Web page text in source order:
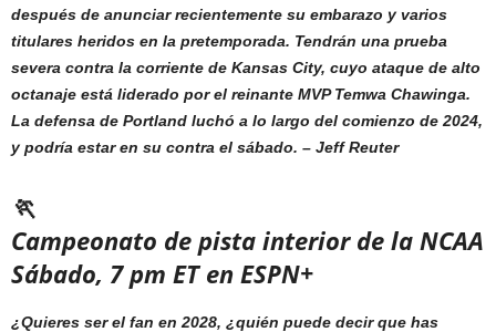
después de anunciar recientemente su embarazo y varios
titulares heridos en la pretemporada. Tendrán una prueba
severa contra la corriente de Kansas City, cuyo ataque de alto
octanaje está liderado por el reinante MVP Temwa Chawinga.
La defensa de Portland luchó a lo largo del comienzo de 2024,
y podría estar en su contra el sábado. – Jeff Reuter
🏃
Campeonato de pista interior de la NCAA
Sábado, 7 pm ET en ESPN+
¿Quieres ser el fan en 2028, ¿quién puede decir que has